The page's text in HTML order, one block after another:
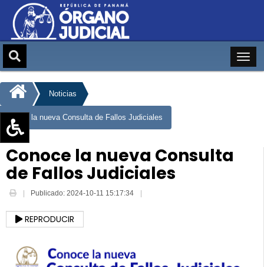
Aumentar texto (+)
Reducir texto (-)
Restablecer texto
Escala de Brillo
Escala de grises
Noticias
Conoce la nueva Consulta de Fallos Judiciales
Conoce la nueva Consulta
de Fallos Judiciales
Publicado: 2024-10-11 15:17:34
REPRODUCIR